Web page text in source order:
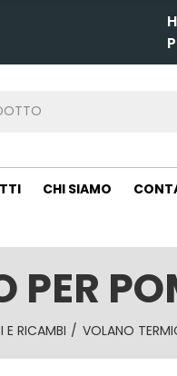
CHI SIAMO
E RICAMBI VOLANO